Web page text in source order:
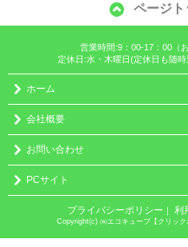
ページト
営業時間:9：00-17：00（
定休日:水・木曜日(定休日も随
ホーム
会社概要
お問い合わせ
PCサイト
プライバシーポリシー ｜ 利
Copyright(c) ㈱エコキューブ【クリッ